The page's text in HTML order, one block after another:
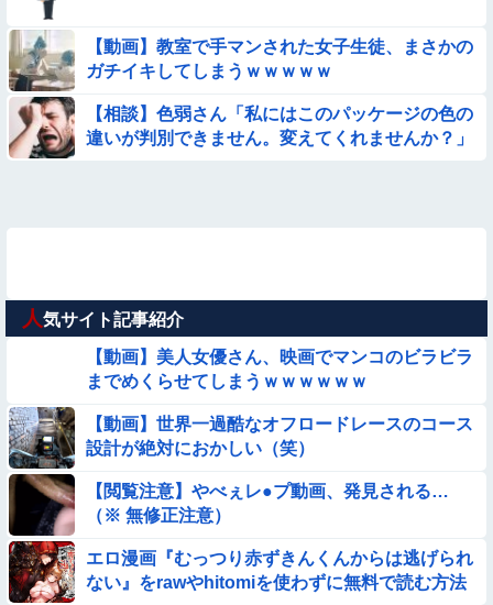
【動画】教室で手マンされた女子生徒、まさかの
ガチイキしてしまうｗｗｗｗｗ
【相談】色弱さん「私にはこのパッケージの色の
違いが判別できません。変えてくれませんか？」
人気サイト記事紹介
【動画】美人女優さん、映画でマンコのビラビラ
までめくらせてしまうｗｗｗｗｗｗ
【動画】世界一過酷なオフロードレースのコース
設計が絶対におかしい（笑）
【閲覧注意】やべぇレ●プ動画、発見される…
（※ 無修正注意）
エロ漫画『むっつり赤ずきんくんからは逃げられ
ない』をrawやhitomiを使わずに無料で読む方法